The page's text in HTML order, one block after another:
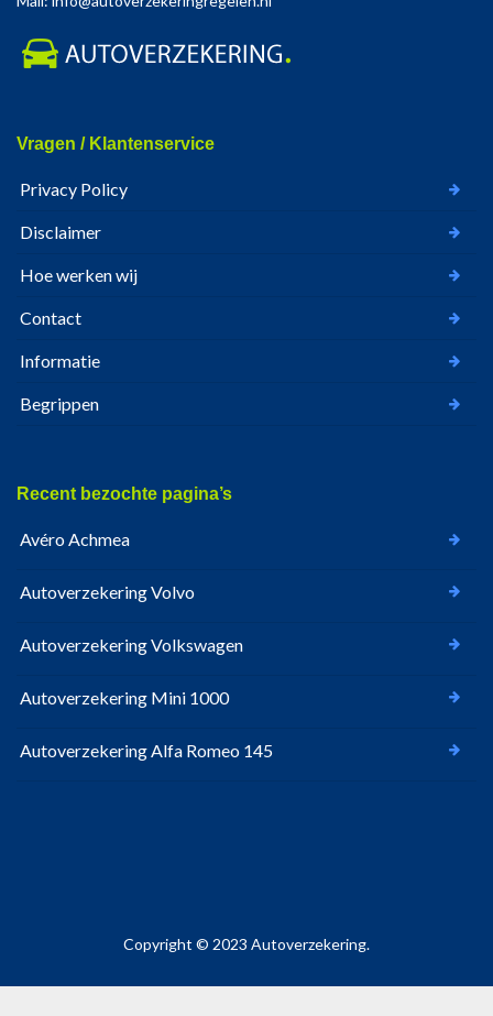
Vragen / Klantenservice
Privacy Policy
Disclaimer
Hoe werken wij
Contact
Informatie
Begrippen
Recent bezochte pagina’s
Avéro Achmea
Autoverzekering Volvo
Autoverzekering Volkswagen
Autoverzekering Mini 1000
Autoverzekering Alfa Romeo 145
Copyright © 2023 Autoverzekering.